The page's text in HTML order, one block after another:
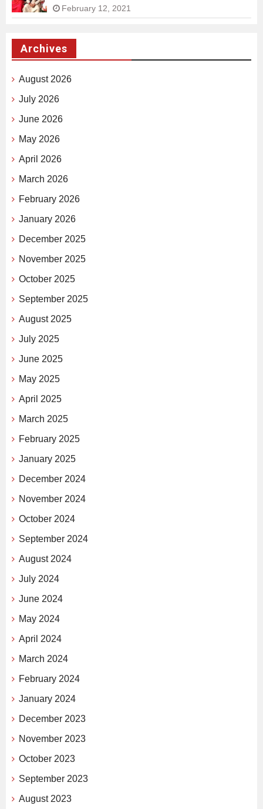
February 12, 2021
Archives
August 2026
July 2026
June 2026
May 2026
April 2026
March 2026
February 2026
January 2026
December 2025
November 2025
October 2025
September 2025
August 2025
July 2025
June 2025
May 2025
April 2025
March 2025
February 2025
January 2025
December 2024
November 2024
October 2024
September 2024
August 2024
July 2024
June 2024
May 2024
April 2024
March 2024
February 2024
January 2024
December 2023
November 2023
October 2023
September 2023
August 2023